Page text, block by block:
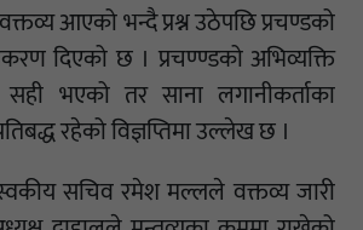
आएको भन्दै प्रश्न उठेपछि प्रचण्डको
दिएको छ । प्रचण्ण्डको अभिव्यक्ति
भएको तर साना लगानीकर्ताका
रहेको विज्ञप्तिमा उल्लेख छ ।
सचिव रमेश मल्लले वक्तव्य जारी